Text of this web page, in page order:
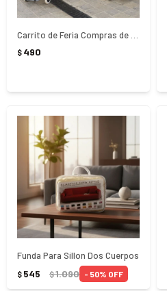
$ 490
Funda Para Sillon Dos Cuerpos
$ 545 $1.090 50